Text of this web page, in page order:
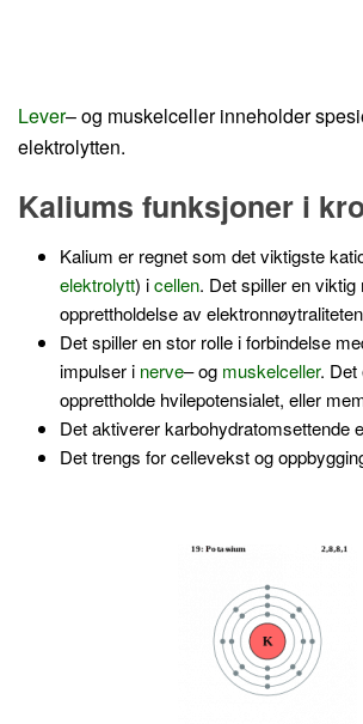
Lever– og muskelceller inneholder
elektrolytten.
Kaliums funksjoner i
Kalium er regnet som det viktigste
elektrolytt) icellen. Det spiller en viktig
opprettholdelse av elektronnøytraliteten
Det spiller en stor rolle i forbindelse
impulser i nerve– og muskelceller. Det
opprettholde hvilepotensialet, eller
Det aktiverer karbohydratomsettende
Det trengs for cellevekst og